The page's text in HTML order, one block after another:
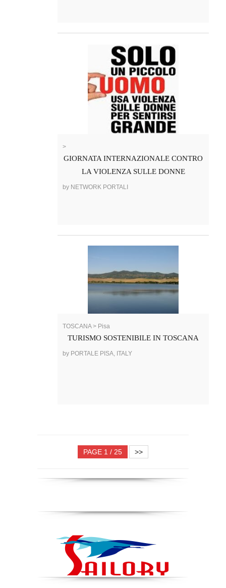
>
GIORNATA INTERNAZIONALE CONTRO
LA VIOLENZA SULLE DONNE
by NETWORK PORTALI
TOSCANA > Pisa
TURISMO SOSTENIBILE IN TOSCANA
by PORTALE PISA, ITALY
PAGE 1 / 25 >>